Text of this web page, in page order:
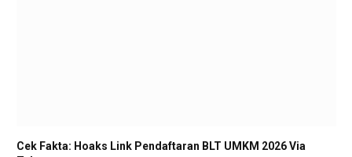
Cek Fakta: Hoaks Link Pendaftaran BLT UMKM 2026 Via